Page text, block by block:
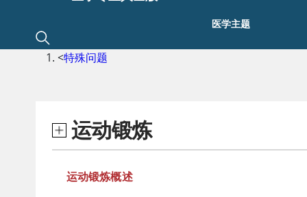
医学主题
<特殊问题
运动锻炼
运动锻炼概述